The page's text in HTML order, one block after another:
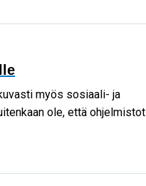
myös sosiaali- ja
ole, että ohjelmistot